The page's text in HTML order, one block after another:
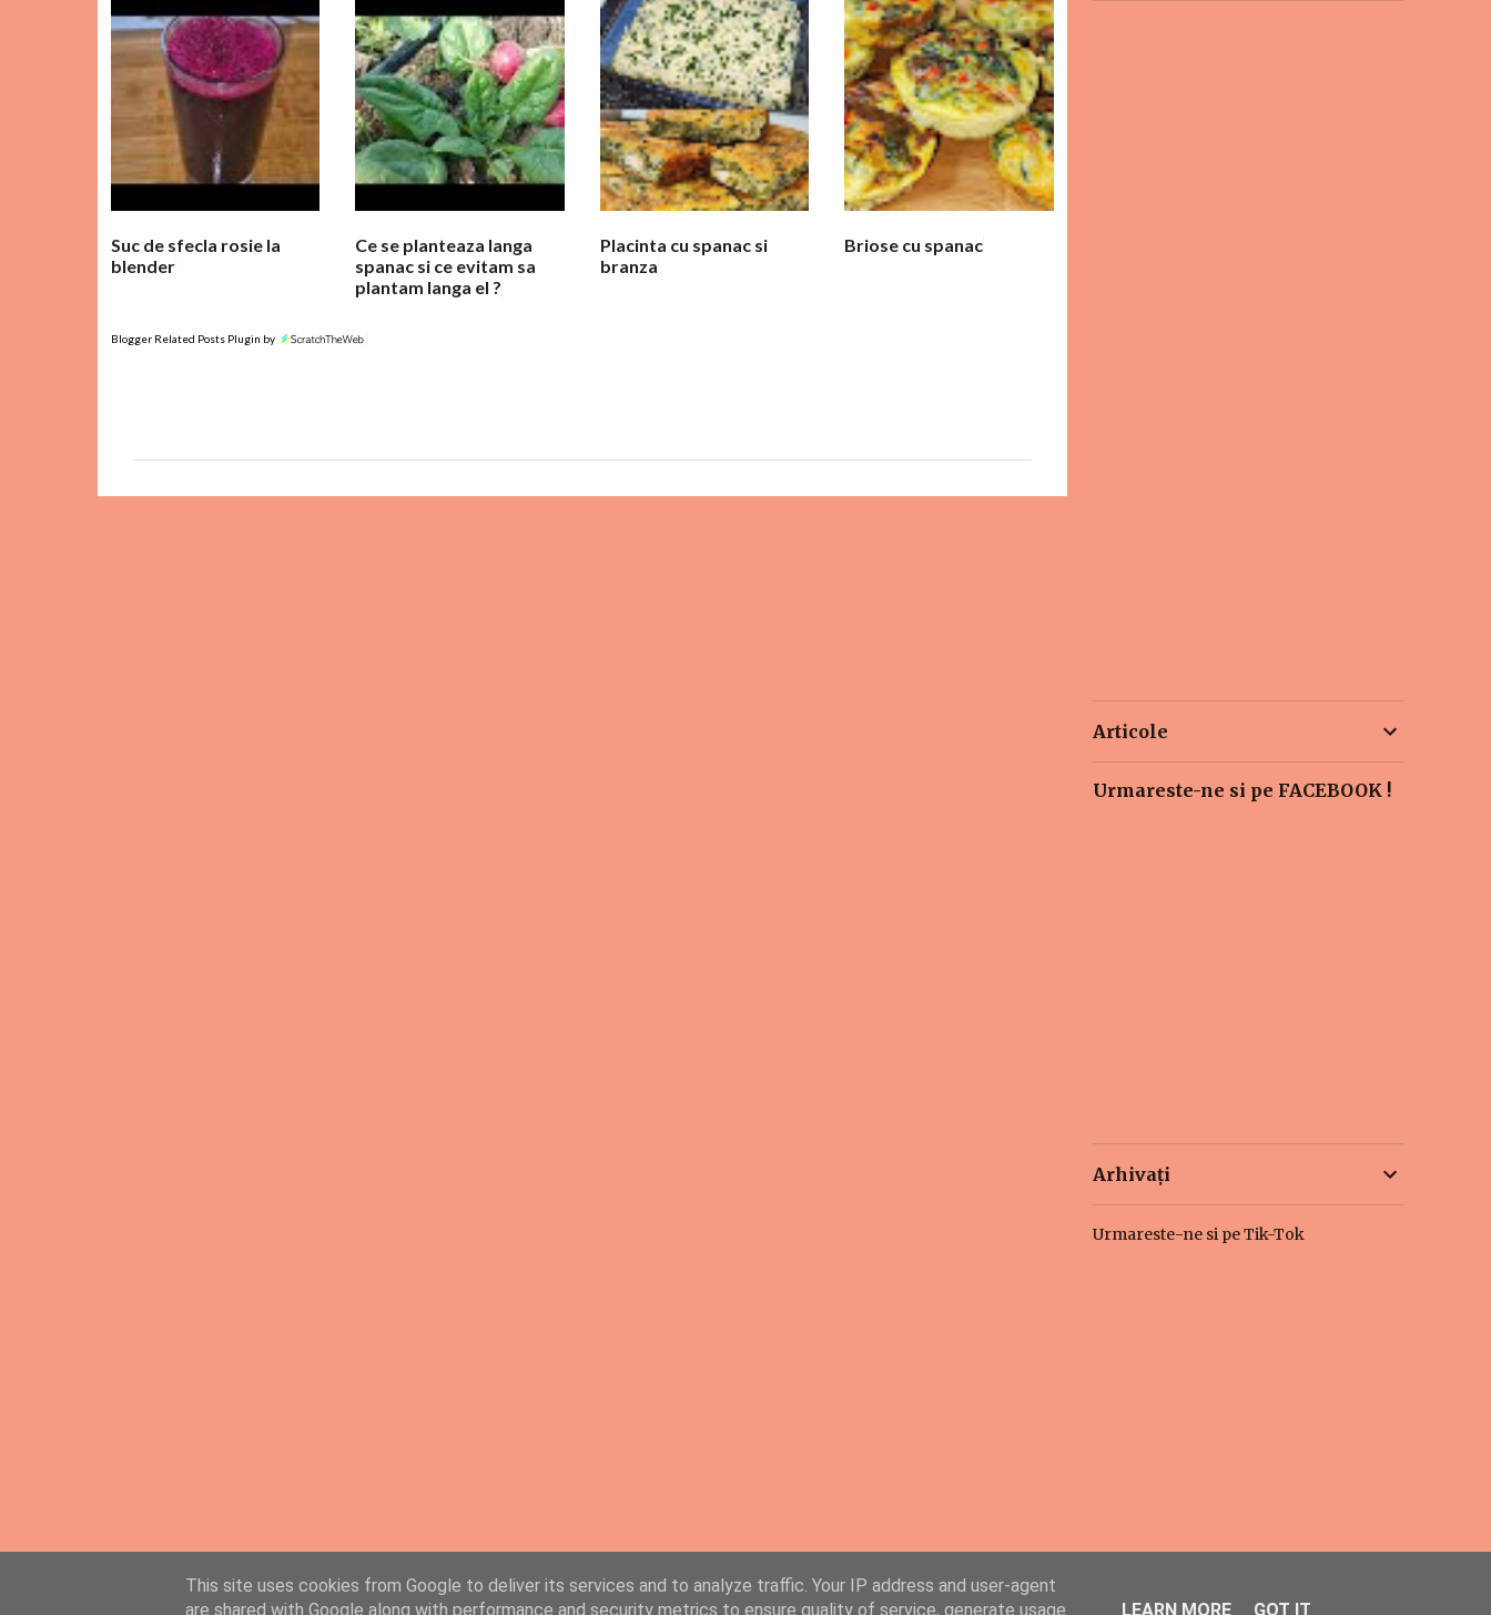
Suc de sfecla rosie la
blender
Ce se planteaza langa
spanac si ce evitam sa
plantam langa el ?
Placinta cu spanac si
branza
Briose cu spanac
Blogger Related Posts Plugin by
e
n
t
i
Articole
Urmareste-ne si pe FACEBOOK !
Arhivați
Urmareste-ne si pe Tik-Tok
- FREE Website Submission
This site uses cookies from Google to deliver its services and to analyze traffic. Your IP address and user-agent
are shared with Google along with performance and security metrics to ensure quality of service, generate usage
LEARN MORE GOT IT